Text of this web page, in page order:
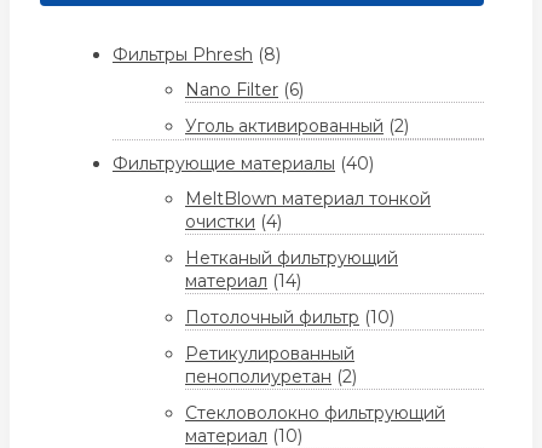
Фильтры Phresh (8)
Nano Filter (6)
Уголь активированный (2)
Фильтрующие материалы (40)
MeltBlown материал тонкой
очистки (4)
Нетканый фильтрующий
материал (14)
Потолочный фильтр (10)
Ретикулированный
пенополиуретан (2)
Стекловолокно фильтрующий
материал (10)